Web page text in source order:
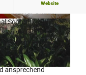
Pauline
Website
Schrothkur. In
sich vielfältige
Arrangements
ansprechend